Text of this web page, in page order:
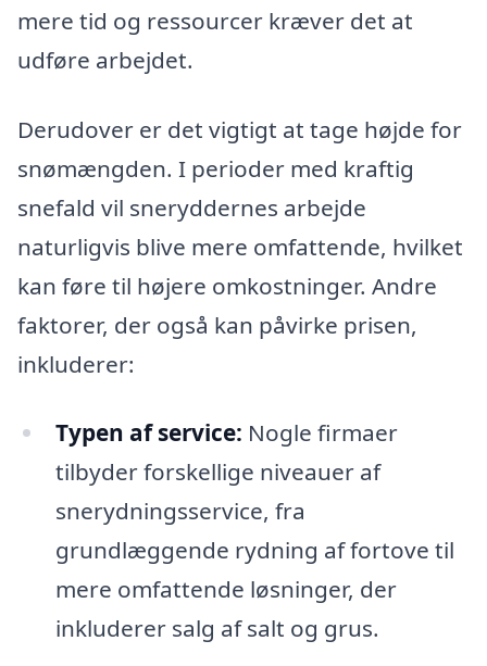
mere tid og ressourcer kræver det at
udføre arbejdet.
Derudover er det vigtigt at tage højde for
snømængden. I perioder med kraftig
snefald vil sneryddernes arbejde
naturligvis blive mere omfattende, hvilket
kan føre til højere omkostninger. Andre
faktorer, der også kan påvirke prisen,
inkluderer:
Typen af service: Nogle firmaer
tilbyder forskellige niveauer af
snerydningsservice, fra
grundlæggende rydning af fortove til
mere omfattende løsninger, der
inkluderer salg af salt og grus.